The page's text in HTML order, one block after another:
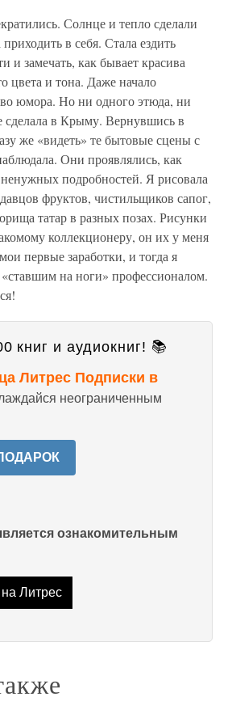
Солнце и тепло сделали
в себя. Стала ездить
и замечать, как бывает красива
цвета и тона. Даже начало
юмора. Но ни одного этюда, ни
сделала в Крыму. Вернувшись в
же «видеть» те бытовые сцены с
Они проявлялись, как
подробностей. Я рисовала
фруктов, чистильщиков сапог,
татар в разных позах. Рисунки
коллекционеру, он их у меня
первые заработки, и тогда я
«ставшим на ноги» профессионалом.
книг и аудиокниг! 📚
Литрес Подписки в
неограниченным
ознакомительным
Литрес